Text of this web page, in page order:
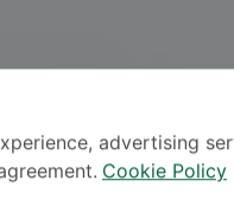
advertising
Cookie Policy